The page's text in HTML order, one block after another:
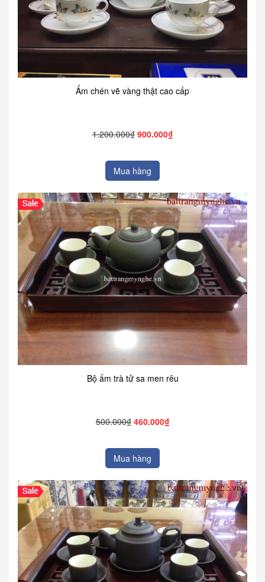
Ấm chén vẽ vàng thật cao cấp
1.200.000₫ 900.000₫
Mua hàng
Bộ ấm trà tử sa men rêu
500.000₫ 460.000₫
Mua hàng